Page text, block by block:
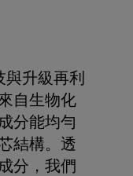
與升級再利
自生物化
分能均勻
結構。透
分，我們